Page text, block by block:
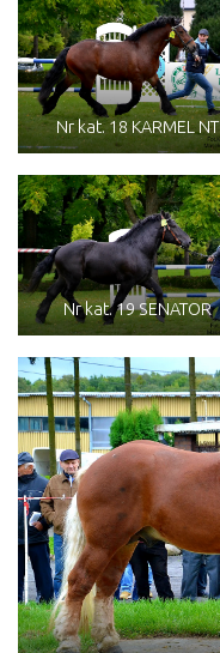
Nr kat. 18 KARMEL NT
Nr kat. 19 SENATOR